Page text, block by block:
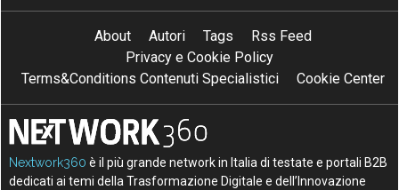
About Autori Tags
Rss Feed
Privacy e Cookie Policy
Terms&Conditions Contenuti Specialistici
Cookie Center
Nextwork360 è il più grande network in Italia di testate e portali B2B
dedicati ai temi della Trasformazione Digitale e dell’Innovazione